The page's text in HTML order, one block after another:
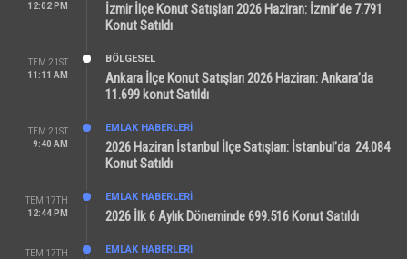
12:02 PM
İzmir İlçe Konut Satışları 2026 Haziran: İzmir’de 7.791
Konut Satıldı
TEM 21ST
11:11 AM
BÖLGESEL
Ankara İlçe Konut Satışları 2026 Haziran: Ankara’da
11.699 konut Satıldı
TEM 21ST
9:40 AM
EMLAK HABERLERI
2026 Haziran İstanbul İlçe Satışları: İstanbul’da 24.084
Konut Satıldı
TEM 17TH
12:44 PM
EMLAK HABERLERI
2026 İlk 6 Aylık Döneminde 699.516 Konut Satıldı
TEM 17TH EMLAK HABERLERI